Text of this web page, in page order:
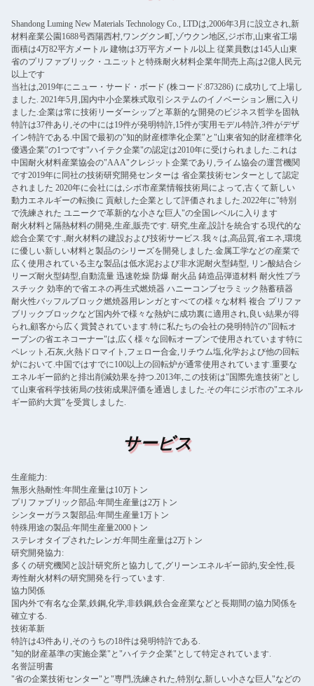
Shandong Luming New Materials Technology Co., LTDは,2006年3月に設立され,新
材料産業公園1688号西陽西村,ワングクン町,ゾウクン地区,ジボ市,山東省工場
面積は4万82平方メートル 建物は3万平方メートル以上 従業員数は145人山東
省のプリファブリック・ユニットと特殊耐火材料企業年間売上高は2億人民元
以上です
当社は,2019年にニュー・サード・ボード (株コード:873286) に成功して上場し
ました. 2021年5月,国内中小企業株式取引システムのイノベーション層に入り
ました.企業は常に技術リーダーシップと革新的な開発のビジネス哲学を固執
特許は37件あり,その中には19件が発明特許,15件が実用モデル特許,3件がデザ
イン特許である.中国で最初の"知的財産標準化企業"と"山東省知的財産標準化
優遇企業"の1つです"ハイテク企業"の認定は2010年に受けられました.これは
中国耐火材料産業協会の"AAA"クレジット企業であり,ライム協会の運営機関
です2019年に同社の技術研究開発センターは 省企業技術センターとして認定
されました 2020年に会社には,シボ市産業情報技術局によって,古くて新しい
動力エネルギーの転換に 貢献した企業として評価されました.2022年に"特別
で洗練された ユニークで革新的な小さな巨人"の全国レベルに入ります
耐火材料と隔熱材料の開発,生産,販売です. 研究,生産,設計を統合する現代的な
総合企業です.,耐火材料の建設および技術サービス.我々は,高品質,省エネ,環境
に優しい新しい材料と製品のシリーズを開発しました.金属工学などの産業で
広く使用されている主な製品は低水泥および非水泥耐火型鋳型, リン酸結合シ
リーズ耐火型鋳型,自動流量 迅速乾燥 防爆 耐火品 鋳造品弾道材料 耐火性プラ
スチック 効率的で省エネの再生式燃焼器 ハニーコンブセラミック熱蓄積器
耐火性バッフルブロック燃焼器用レンガとすべての様々な材料 複合 プリファ
ブリックブロックなど国内外で様々な熱炉に成功裏に適用され,良い結果が得
られ,顧客から広く賞賛されています.特に私たちの会社の発明特許の"回転オ
ーブンの省エネコーナー"は,広く様々な回転オーブンで使用されています特に
ペレット,石灰,火熱ドロマイト,フェロー合金,リチウム塩,化学および他の回転
炉において.中国ではすでに100以上の回転炉が通常使用されています.重要な
エネルギー節約と排出削減効果を持つ.2013年,この技術は"国際先進技術"とし
て山東省科学技術局の技術成果評価を通過しました.その年にジボ市の"エネル
ギー節約大賞"を受賞しました.
サービス
生産能力:
無形火熱耐性:年間生産量は10万トン
プリファブリック部品:年間生産量は2万トン
シンターガラス製部品:年間生産量1万トン
特殊用途の製品:年間生産量2000トン
ステレオタイプされたレンガ:年間生産量は2万トン
研究開発協力:
多くの研究機関と設計研究所と協力して,グリーンエネルギー節約,安全性,長
寿性耐火材料の研究開発を行っています.
協力関係
国内外で有名な企業,鉄鋼,化学,非鉄鋼,鉄合金産業などと長期間の協力関係を
確立する.
技術革新
特許は43件あり,そのうちの18件は発明特許である.
"知的財産基準の実施企業"と"ハイテク企業"として特定されています.
名誉証明書
"省の企業技術センター"と"専門,洗練された,特別な,新しい小さな巨人"などの